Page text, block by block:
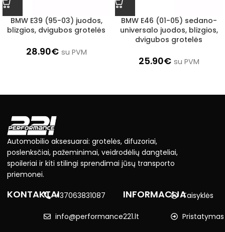
BMW E39 (95-03) juodos,
blizgios, dvigubos grotelės
28.90€ su PVM
BMW E46 (01-05) sedano-
universalo juodos, blizgios,
dvigubos grotelės
25.90€ su PVM
Automobilio aksesuarai: grotelės, difuzoriai,
poslenksčiai, pažeminimai, veidrodėlių dangteliai,
spoileriai ir kiti stilingi sprendimai jūsų transporto
priemonei.
KONTAKTAI+37063831087
info@performance221.lt
INFORMACIJATaisyklės
Pristatymas